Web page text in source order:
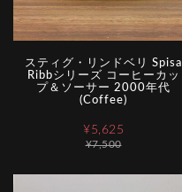
スティグ・リンドベリ Spisa
Ribbシリーズ コーヒーカッ
プ＆ソーサー 2000年代
(Coffee)
¥7,500
¥5,625